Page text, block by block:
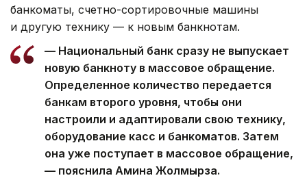
банкоматы, счетно-сортировочные машины
и другую технику — к новым банкнотам.
— Национальный банк сразу не выпускает
новую банкноту в массовое обращение.
Определенное количество передается
банкам второго уровня, чтобы они
настроили и адаптировали свою технику,
оборудование касс и банкоматов. Затем
она уже поступает в массовое обращение,
— пояснила Амина Жолмырза.